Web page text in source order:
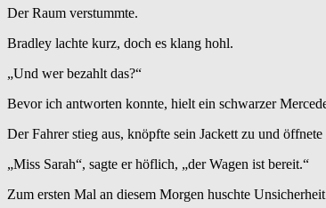
Der Raum verstummte.
Bradley lachte kurz, doch es klang hohl.
„Und wer bezahlt das?“
Bevor ich antworten konnte, hielt ein schwarzer
Der Fahrer stieg aus, knöpfte sein Jackett zu und
„Miss Sarah“, sagte er höflich, „der Wagen ist bereit.“
Zum ersten Mal an diesem Morgen huschte